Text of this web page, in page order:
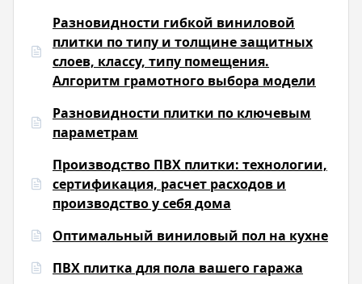
Разновидности гибкой виниловой
плитки по типу и толщине защитных
слоев, классу, типу помещения.
Алгоритм грамотного выбора модели
Разновидности плитки по ключевым
параметрам
Производство ПВХ плитки: технологии,
сертификация, расчет расходов и
производство у себя дома
Оптимальный виниловый пол на кухне
ПВХ плитка для пола вашего гаража